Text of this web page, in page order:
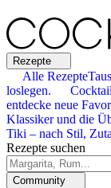
Rezepte
Alle Rezepte
loslegen.
entdecke neue
Klassiker und die
Tiki – nach Stil,
Rezepte suchen
Community